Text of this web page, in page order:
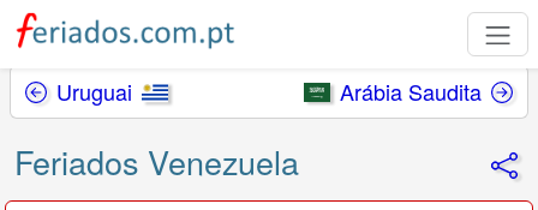
Uruguai Arábia Saudita
Feriados Venezuela